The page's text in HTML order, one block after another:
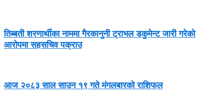
तिब्बती शरणार्थीका नाममा गैरकानुनी ट्राभल डकुमेन्ट जारी गरेको
आरोपमा सहसचिव पक्राउ
आज २०८३ साल साउन १९ गते मंगलबारको राशिफल